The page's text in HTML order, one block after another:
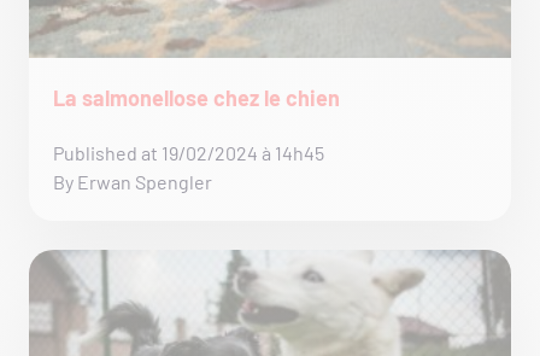
La salmonellose chez le chien
Published at 19/02/2024 à 14h45
By Erwan Spengler